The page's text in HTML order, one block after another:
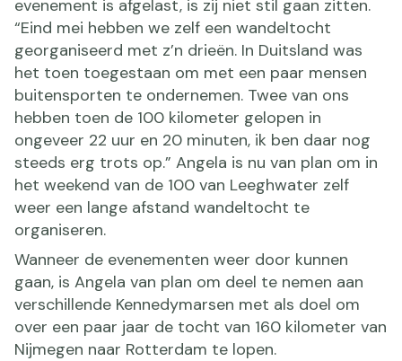
evenement is afgelast, is zij niet stil gaan zitten.
“Eind mei hebben we zelf een wandeltocht
georganiseerd met z’n drieën. In Duitsland was
het toen toegestaan om met een paar mensen
buitensporten te ondernemen. Twee van ons
hebben toen de 100 kilometer gelopen in
ongeveer 22 uur en 20 minuten, ik ben daar nog
steeds erg trots op.” Angela is nu van plan om in
het weekend van de 100 van Leeghwater zelf
weer een lange afstand wandeltocht te
organiseren.
Wanneer de evenementen weer door kunnen
gaan, is Angela van plan om deel te nemen aan
verschillende Kennedymarsen met als doel om
over een paar jaar de tocht van 160 kilometer van
Nijmegen naar Rotterdam te lopen.